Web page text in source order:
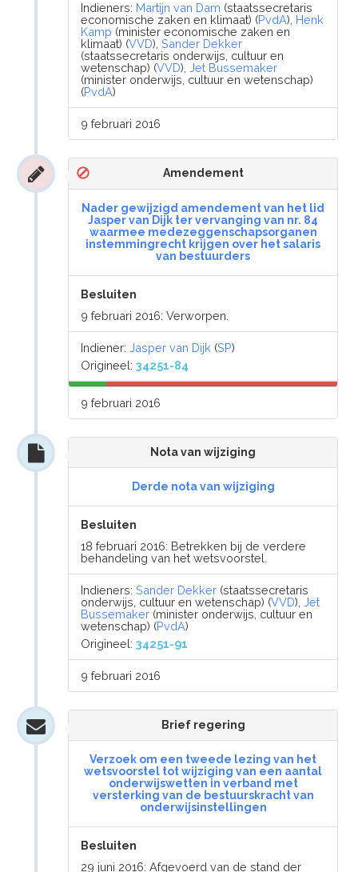
Indieners: Martijn van Dam (staatssecretaris
economische zaken en klimaat) (PvdA), Henk
Kamp (minister economische zaken en
klimaat) (VVD),Sander Dekker
(staatssecretaris onderwijs, cultuur en
wetenschap) (VVD),Jet Bussemaker
(minister onderwijs, cultuur en wetenschap)
(PvdA)
9 februari 2016
Amendement
Nader gewijzigd amendement van het lid
Jasper van Dijk ter vervanging van nr. 84
waarmee medezeggenschapsorganen
instemmingrecht krijgen over het salaris
van bestuurders
Besluiten
9 februari 2016: Verworpen.
Indiener:Jasper van Dijk (SP)
Origineel:34251-84
9 februari 2016
Nota van wijziging
Derde nota van wijziging
Besluiten
18 februari 2016: Betrekken bij de verdere
behandeling van het wetsvoorstel.
Indieners:Sander Dekker (staatssecretaris
onderwijs, cultuur en wetenschap) (VVD),Jet
Bussemaker (minister onderwijs, cultuur en
wetenschap) (PvdA)
Origineel:34251-91
9 februari 2016
Brief regering
Verzoek om een tweede lezing van het
wetsvoorstel tot wijziging van een aantal
onderwijswetten in verband met
versterking van de bestuurskracht van
onderwijsinstellingen
Besluiten
29 juni 2016: Afgevoerd van de stand der